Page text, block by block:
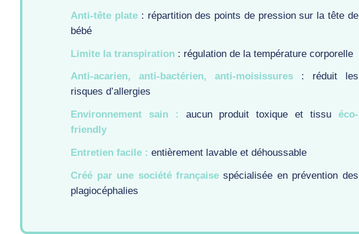
Anti-tête plate : répartition des points de pression sur la tête de
bébé
Limite la transpiration : régulation de la température corporelle
Anti-acarien, anti-bactérien, anti-moisissures : réduit les
risques d’allergies
Environnement sain : aucun produit toxique et tissu éco-
friendly
Entretien facile :entièrement lavable et déhoussable
Créé par une société françaisespécialisée en prévention des
plagiocéphalies